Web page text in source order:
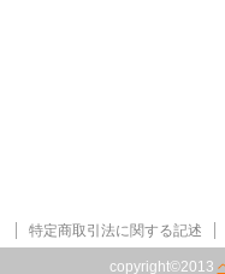
copyright©2013
特定商取引法に関する記述